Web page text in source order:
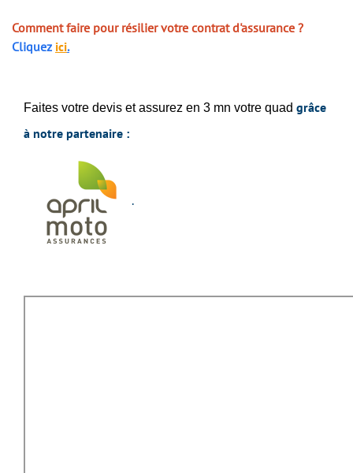
Comment faire pour résilier votre contrat d'assurance ?
Cliquez ici.
Faites votre devis et assurez en 3 mn votre quad grâce
à notre partenaire :
.